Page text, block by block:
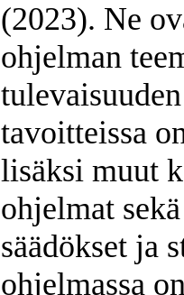
(2023). Ne
ohjelman
tavoitteissa
lisäksi muut
ohjelmat
säädökset ja
ohjelmassa